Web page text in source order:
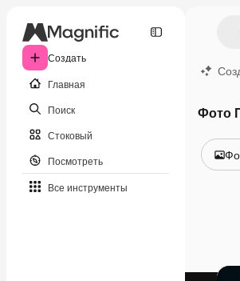
Создать
Главная
Поиск
Стоковый
Посмотреть
Все инструменты
Фото
Видео